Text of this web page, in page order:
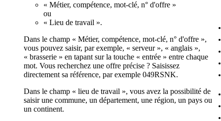
« Métier, compétence, mot-clé, n° d'offre »
ou
« Lieu de travail ».
Dans le champ « Métier, compétence, mot-clé, n° d'offre »,
vous pouvez saisir, par exemple, « serveur », « anglais »,
« brasserie » en tapant sur la touche « entrée » entre chaque
mot. Vous recherchez une offre précise ? Saisissez
directement sa référence, par exemple 049RSNK.
Dans le champ « lieu de travail », vous avez la possibilité de
saisir une commune, un département, une région, un pays ou
un continent.